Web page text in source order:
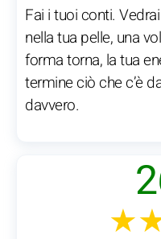
Fai i tuoi conti.
nella tua pelle, una
forma torna, la tua
termine ciò che c’è
davvero.